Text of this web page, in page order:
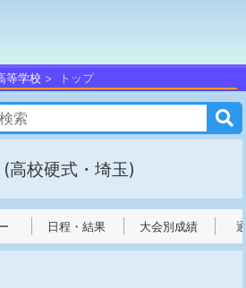
等学校 トップ
(高校硬式・埼玉)
日程・結果 大会別成績